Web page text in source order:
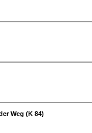
Weg (K 84)